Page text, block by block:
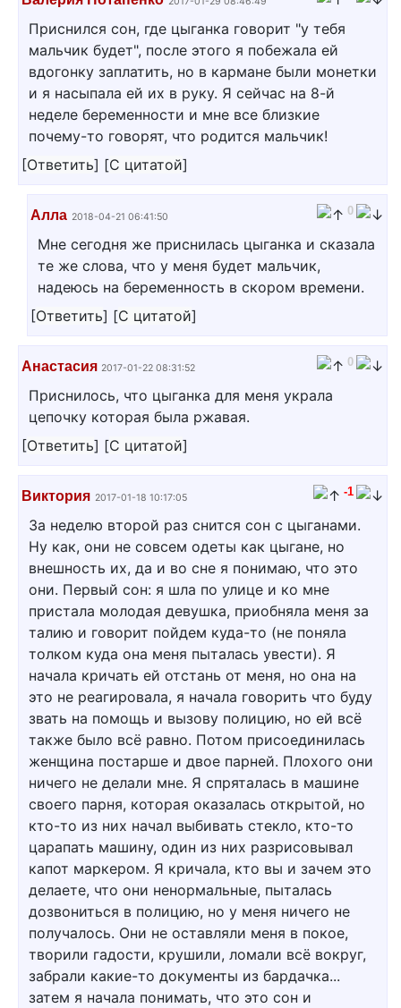
Приснился сон, где цыганка говорит "у тебя
мальчик будет", после этого я побежала ей
вдогонку заплатить, но в кармане были монетки
и я насыпала ей их в руку. Я сейчас на 8-й
неделе беременности и мне все близкие
почему-то говорят, что родится мальчик!
[Ответить] [С цитатой]
Алла 2018-04-21 06:41:50 0
Мне сегодня же приснилась цыганка и сказала
те же слова, что у меня будет мальчик,
надеюсь на беременность в скором времени.
[Ответить] [С цитатой]
Анастасия 2017-01-22 08:31:52 0
Приснилось, что цыганка для меня украла
цепочку которая была ржавая.
[Ответить] [С цитатой]
Виктория 2017-01-18 10:17:05 -1
За неделю второй раз снится сон с цыганами.
Ну как, они не совсем одеты как цыгане, но
внешность их, да и во сне я понимаю, что это
они. Первый сон: я шла по улице и ко мне
пристала молодая девушка, приобняла меня за
талию и говорит пойдем куда-то (не поняла
толком куда она меня пыталась увести). Я
начала кричать ей отстань от меня, но она на
это не реагировала, я начала говорить что буду
звать на помощь и вызову полицию, но ей всё
также было всё равно. Потом присоединилась
женщина постарше и двое парней. Плохого они
ничего не делали мне. Я спряталась в машине
своего парня, которая оказалась открытой, но
кто-то из них начал выбивать стекло, кто-то
царапать машину, один из них разрисовывал
капот маркером. Я кричала, кто вы и зачем это
делаете, что они ненормальные, пыталась
дозвониться в полицию, но у меня ничего не
получалось. Они не оставляли меня в покое,
творили гадости, крушили, ломали всё вокруг,
забрали какие-то документы из бардачка...
затем я начала понимать, что это сон и